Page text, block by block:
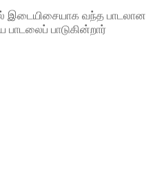
இடையிசையாக வந்த பாடலான
பாடுகின்றார்